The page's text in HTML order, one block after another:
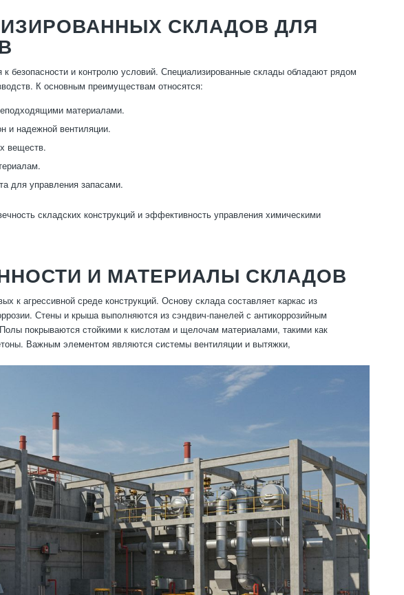
СКЛАДОВ ДЛЯ
безопасности и контролю условий. Специализированные склады обладают рядом
К основным преимуществам относятся:
материалами.
и надежной вентиляции.
веществ.
для управления запасами.
складских конструкций и эффективность управления химическими
И МАТЕРИАЛЫ СКЛАДОВ
агрессивной среде конструкций. Основу склада составляет каркас из
Стены и крыша выполняются из сэндвич-панелей с антикоррозийным
покрываются стойкими к кислотам и щелочам материалами, такими как
Важным элементом являются системы вентиляции и вытяжки,